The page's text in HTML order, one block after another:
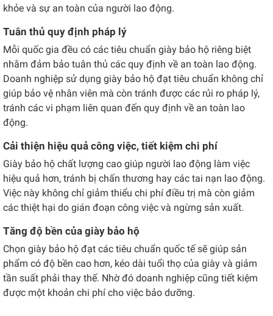
khỏe và sự an toàn của người lao động.
Tuân thủ quy định pháp lý
Mỗi quốc gia đều có các tiêu chuẩn giày bảo hộ riêng biệt
nhằm đảm bảo tuân thủ các quy định về an toàn lao động.
Doanh nghiệp sử dụng giày bảo hộ đạt tiêu chuẩn không chỉ
giúp bảo vệ nhân viên mà còn tránh được các rủi ro pháp lý,
tránh các vi phạm liên quan đến quy định về an toàn lao
động.
Cải thiện hiệu quả công việc, tiết kiệm chi phí
Giày bảo hộ chất lượng cao giúp người lao động làm việc
hiệu quả hơn, tránh bị chấn thương hay các tai nạn lao động.
Việc này không chỉ giảm thiểu chi phí điều trị mà còn giảm
các thiệt hại do gián đoạn công việc và ngừng sản xuất.
Tăng độ bền của giày bảo hộ
Chọn giày bảo hộ đạt các tiêu chuẩn quốc tế sẽ giúp sản
phẩm có độ bền cao hơn, kéo dài tuổi thọ của giày và giảm
tần suất phải thay thế. Nhờ đó doanh nghiệp cũng tiết kiệm
được một khoản chi phí cho việc bảo dưỡng.